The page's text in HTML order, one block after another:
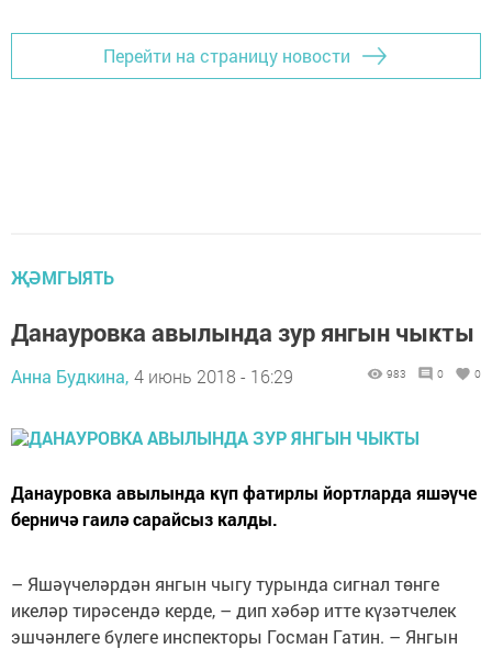
Перейти на страницу новости
ҖӘМГЫЯТЬ
Данауровка авылында зур янгын чыкты
Анна Будкина, 4 июнь 2018 - 16:29 983 0 0
Данауровка авылында күп фатирлы йортларда яшәүче
берничә гаилә сарайсыз калды.
– Яшәүчеләрдән янгын чыгу турында сигнал төнге
икеләр тирәсендә керде, – дип хәбәр итте күзәтчелек
эшчәнлеге бүлеге инспекторы Госман Гатин. – Янгын